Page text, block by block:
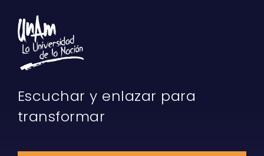
Escuchar y enlazar para
transformar